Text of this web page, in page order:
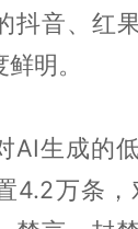
抖音、红
明。
AI生成的
4.2万条，